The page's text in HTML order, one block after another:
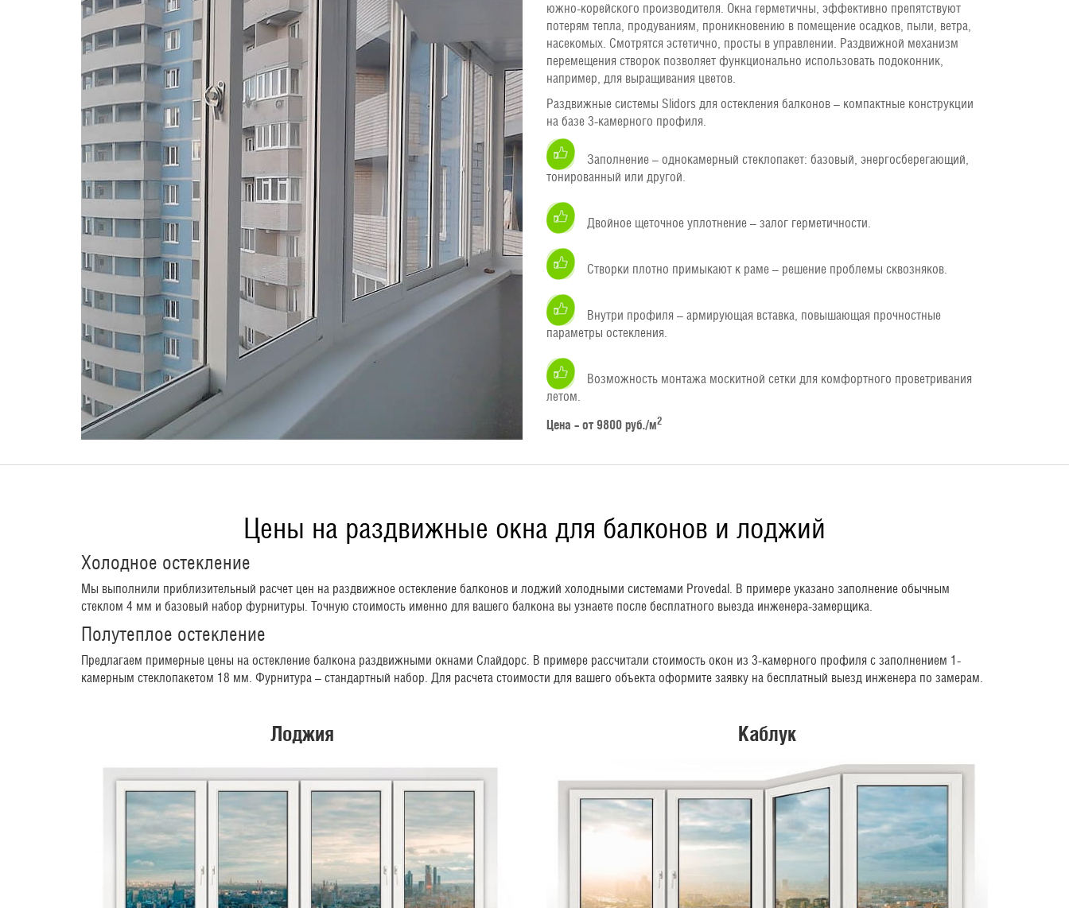
южно-корейского производителя. Окна герметичны, эффективно препятствуют
потерям тепла, продуваниям, проникновению в помещение осадков, пыли, ветра,
насекомых. Смотрятся эстетично, просты в управлении. Раздвижной механизм
перемещения створок позволяет функционально использовать подоконник,
например, для выращивания цветов.
Раздвижные системы Slidors для остекления балконов – компактные конструкции
на базе 3-камерного профиля.
Заполнение – однокамерный стеклопакет: базовый, энергосберегающий,
тонированный или другой.
Двойное щеточное уплотнение – залог герметичности.
Створки плотно примыкают к раме – решение проблемы сквозняков.
Внутри профиля – армирующая вставка, повышающая прочностные
параметры остекления.
Возможность монтажа москитной сетки для комфортного проветривания
летом.
Цена – от 9800 руб./м2
Цены на раздвижные окна для балконов и лоджий
Холодное остекление
Мы выполнили приблизительный расчет цен на раздвижное остекление балконов и лоджий холодными системами Provedal. В примере указано заполнение обычным
стеклом 4 мм и базовый набор фурнитуры. Точную стоимость именно для вашего балкона вы узнаете после бесплатного выезда инженера-замерщика.
Полутеплое остекление
Предлагаем примерные цены на остекление балкона раздвижными окнами Слайдорс. В примере рассчитали стоимость окон из 3-камерного профиля с заполнением 1-
камерным стеклопакетом 18 мм. Фурнитура – стандартный набор. Для расчета стоимости для вашего объекта оформите заявку на бесплатный выезд инженера по замерам.
Лоджия Каблук